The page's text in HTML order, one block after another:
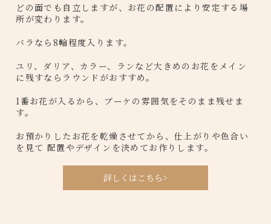
どの面でも自立しますが、お花の配置により安定する場
所が変わります。
バラなら8輪程度入ります。
ユリ、ダリア、カラー、ランなど大きめのお花をメイン
に残すならラウンドがおすすめ。
1番お花が入るから、ブーケの雰囲気をそのまま残せま
す。
お預かりしたお花を乾燥させてから、仕上がりや色合い
を見て 配置やデザインを決めてお作りします。
詳しくはこちら>